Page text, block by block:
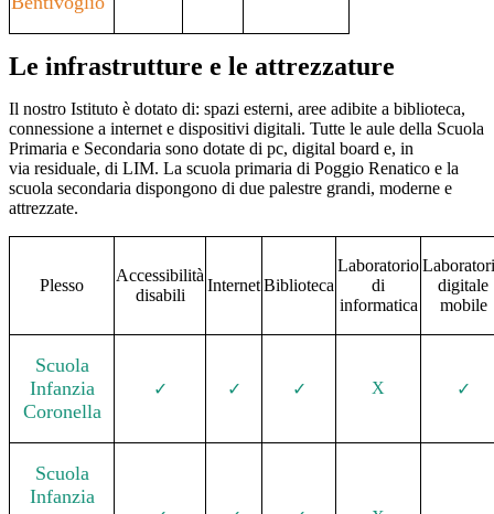
Le infrastrutture e le attrezzature
Il nostro Istituto è dotato di: spazi esterni, aree adibite a biblioteca,
connessione a internet e dispositivi digitali. Tutte le aule della Scuola
Primaria e Secondaria sono dotate di pc, digital board e, in
via residuale, di LIM. La scuola primaria di Poggio Renatico e la
scuola secondaria dispongono di due palestre grandi, moderne e
attrezzate.
Plesso
Accessibilità
disabili
InternetBiblioteca
Laboratorio
di
informatica
digitale
mobile
Scuola
Infanzia
Coronella
✓ ✓ ✓ X ✓
Scuola
Infanzia